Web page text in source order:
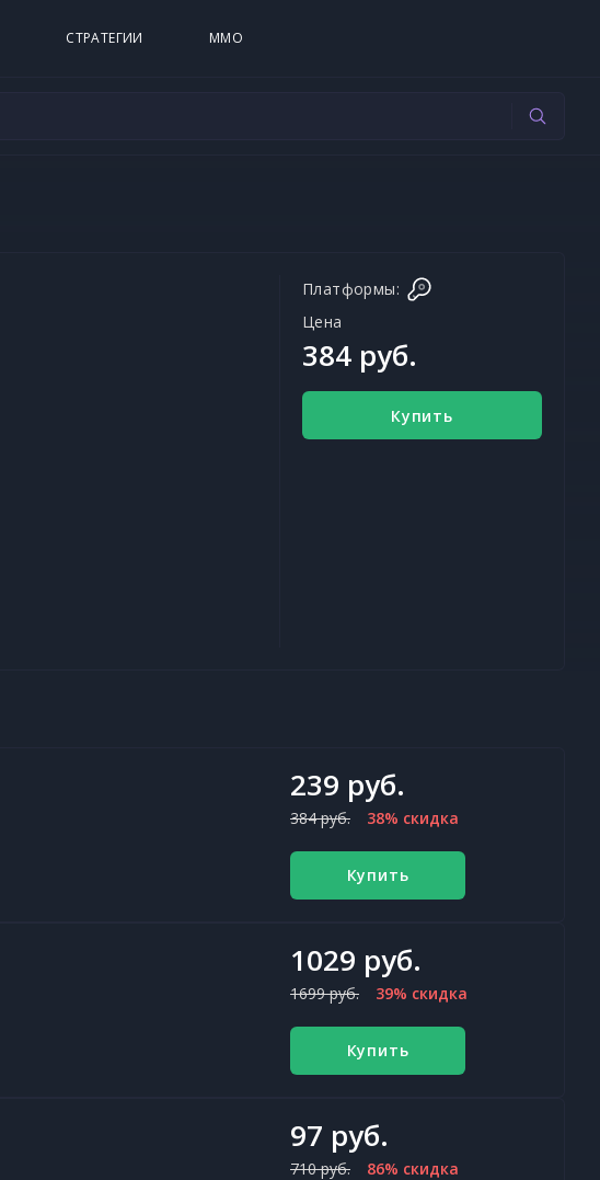
СТРАТЕГИИ MMO
Платформы:
Цена
384 руб.
Купить
239 руб.
384 руб. 38% скидка
Купить
1029 руб.
1699 руб. 39% скидка
Купить
97 руб.
710 руб. 86% скидка